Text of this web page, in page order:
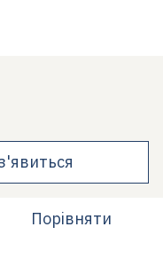
Порівняти